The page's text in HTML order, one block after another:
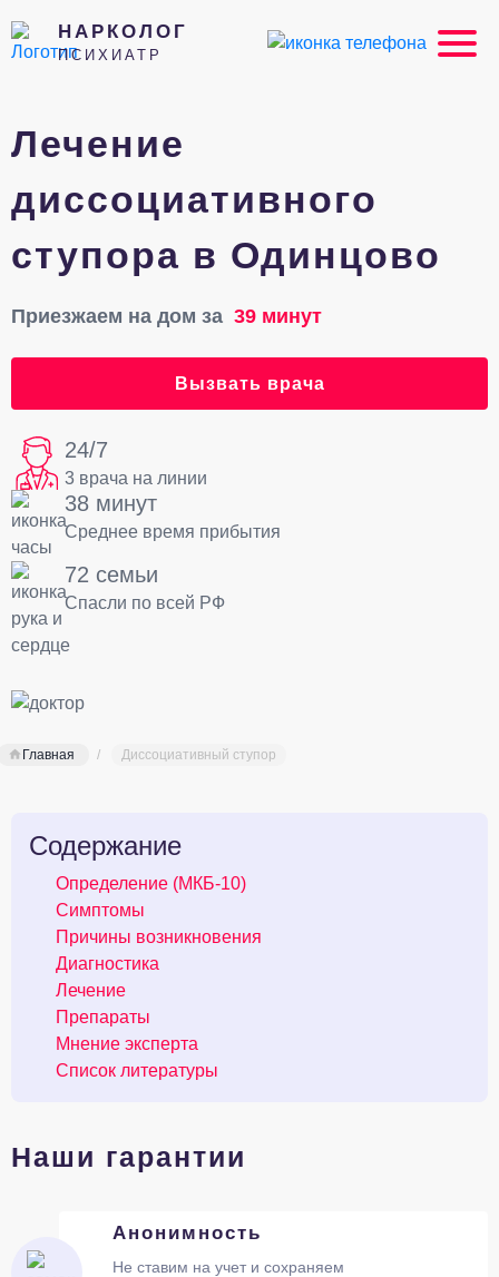
НАРКОЛОГ
ПСИХИАТР
Лечение
диссоциативного
ступора в Одинцово
Приезжаем на дом за 39 минут
Вызвать врача
24/7
3 врача на линии
38 минут
Среднее время прибытия
72 семьи
Спасли по всей РФ
Главная Диссоциативный ступор
Содержание
Определение (МКБ-10)
Симптомы
Причины возникновения
Диагностика
Лечение
Препараты
Мнение эксперта
Список литературы
Наши гарантии
Анонимность
Не ставим на учет и сохраняем